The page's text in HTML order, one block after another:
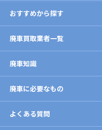
おすすめから探す
廃車買取業者一覧
廃車知識
廃車に必要なもの
よくある質問